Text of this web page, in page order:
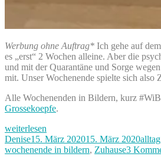
Werbung ohne Auftrag* Ich gehe auf
es „erst“ 2 Wochen alleine. Aber die
und mit der Quarantäne und Sorge
mit. Unser Wochenende spielte sich also
Alle Wochenenden in Bildern, kurz
Grossekoepfe.
„#SocialDistancing
–
unser
weiterlesen
Autor
DeniseVeröffentlicht
am
15. März 202015. März 2020alltag
wochenende in bildern, Zuhause3